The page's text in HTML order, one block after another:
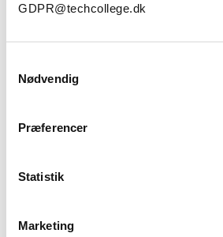
GDPR@techcollege.dk
Nødvendig
Præferencer
Statistik
Marketing
FORDELAGTIGE
TILSKUD OG ØKONOMI